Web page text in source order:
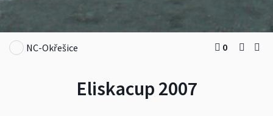
Eliskacup 2007
NC-Okřešice 0